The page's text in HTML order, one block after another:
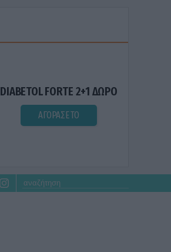
DIABETOL FORTE 2+1 ΔΩΡΟ
ΑΓΟΡΑΣΕ ΤΟ